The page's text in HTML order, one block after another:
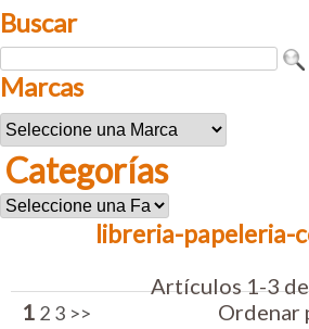
Buscar
Marcas
Categorías
libreria-papeleria-
Artículos 1-3
1 2 3 >>
Ordenar